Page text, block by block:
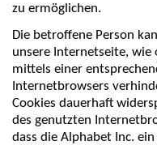
zu ermöglichen.
Die betroffene Person
unsere Internetseite,
mittels einer
Internetbrowsers
Cookies dauerhaft
des genutzten
dass die Alphabet Inc.